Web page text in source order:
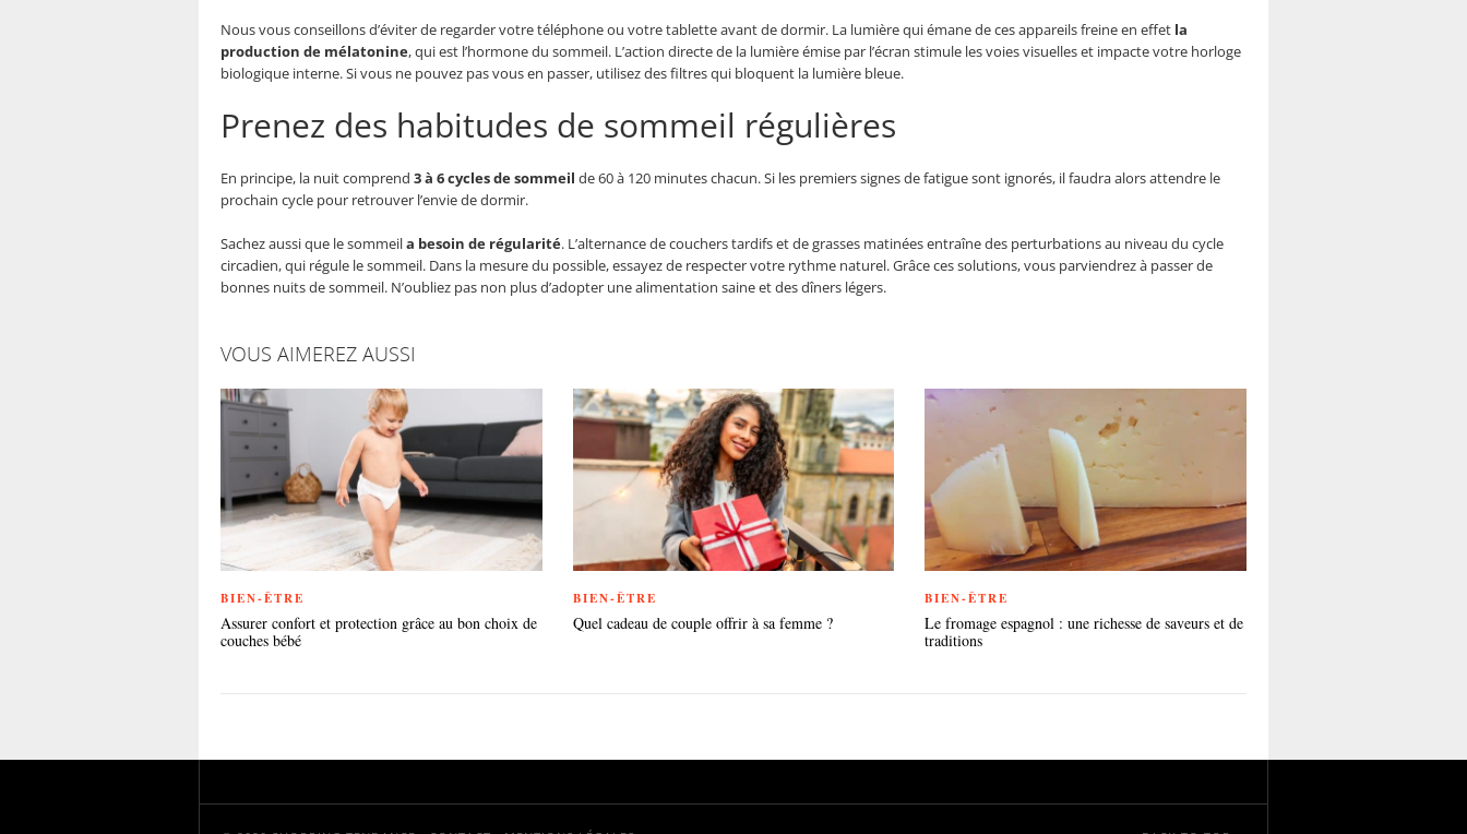
Nous vous conseillons d’éviter de regarder votre téléphone ou votre tablette avant de dormir. La lumière qui émane de ces appareils freine en effet la
production de mélatonine, qui est l’hormone du sommeil. L’action directe de la lumière émise par l’écran stimule les voies visuelles et impacte votre horloge
biologique interne. Si vous ne pouvez pas vous en passer, utilisez des filtres qui bloquent la lumière bleue.
Prenez des habitudes de sommeil régulières
En principe, la nuit comprend 3 à 6 cycles de sommeil de 60 à 120 minutes chacun. Si les premiers signes de fatigue sont ignorés, il faudra alors attendre le
prochain cycle pour retrouver l’envie de dormir.
Sachez aussi que le sommeila besoin de régularité. L’alternance de couchers tardifs et de grasses matinées entraîne des perturbations au niveau du cycle
circadien, qui régule le sommeil. Dans la mesure du possible, essayez de respecter votre rythme naturel. Grâce ces solutions, vous parviendrez à passer de
bonnes nuits de sommeil. N’oubliez pas non plus d’adopter une alimentation saine et des dîners légers.
VOUS AIMEREZ AUSSI
BIEN-ÊTRE
Assurer confort et protection grâce au bon choix de
couches bébé
BIEN-ÊTRE
Quel cadeau de couple offrir à sa femme ?
BIEN-ÊTRE
Le fromage espagnol : une richesse de saveurs et de
traditions